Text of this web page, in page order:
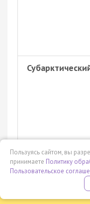
Бесплатная
ПРОВЕДИ ЭТО
Пользуясь сайтом, вы
принимаете Политику
Пользовательское